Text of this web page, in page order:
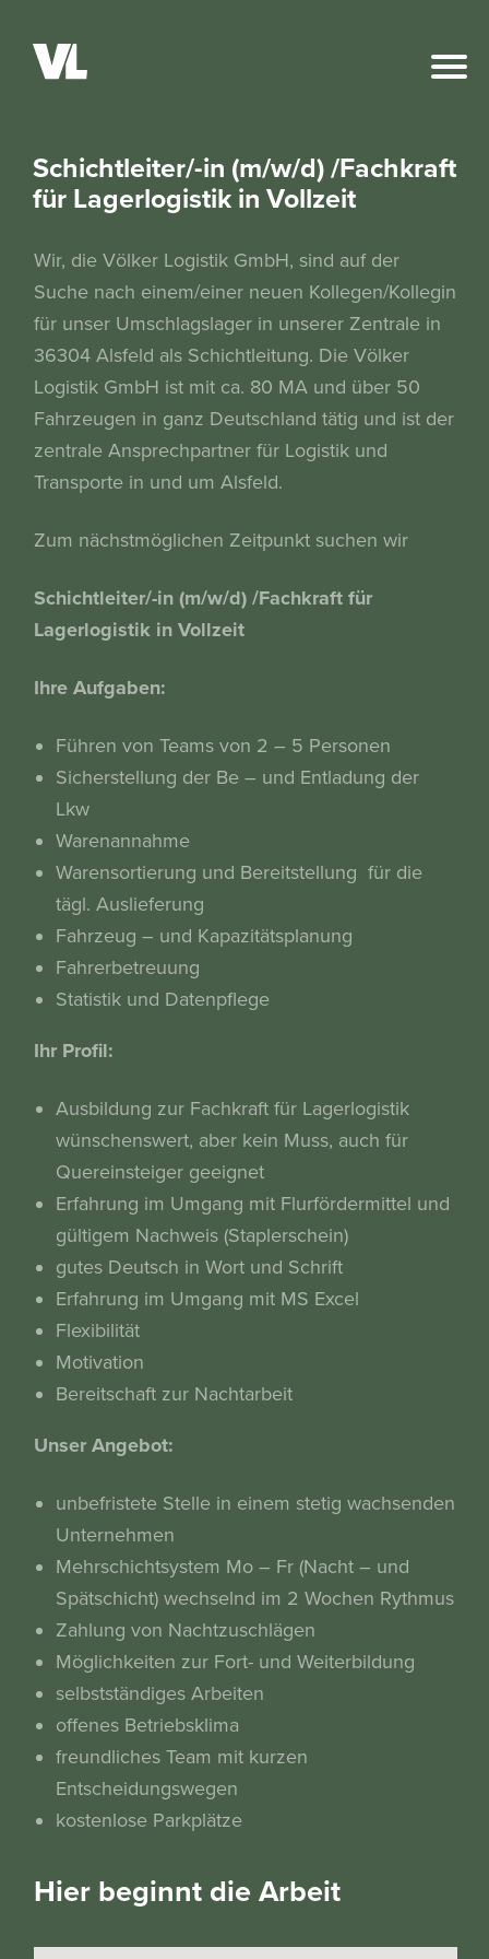
Schichtleiter/-in (m/w/d) /Fachkraft
für Lagerlogistik in Vollzeit
Wir, die Völker Logistik GmbH, sind auf der
Suche nach einem/einer neuen Kollegen/Kollegin
für unser Umschlagslager in unserer Zentrale in
36304 Alsfeld als Schichtleitung. Die Völker
Logistik GmbH ist mit ca. 80 MA und über 50
Fahrzeugen in ganz Deutschland tätig und ist der
zentrale Ansprechpartner für Logistik und
Transporte in und um Alsfeld.
Zum nächstmöglichen Zeitpunkt suchen wir
Schichtleiter/-in (m/w/d) /Fachkraft für
Lagerlogistik in Vollzeit
Ihre Aufgaben:
Führen von Teams von 2 – 5 Personen
Sicherstellung der Be – und Entladung der
Lkw
Warenannahme
Warensortierung und Bereitstellung für die
tägl. Auslieferung
Fahrzeug – und Kapazitätsplanung
Fahrerbetreuung
Statistik und Datenpflege
Ihr Profil:
Ausbildung zur Fachkraft für Lagerlogistik
wünschenswert, aber kein Muss, auch für
Quereinsteiger geeignet
Erfahrung im Umgang mit Flurfördermittel und
gültigem Nachweis (Staplerschein)
gutes Deutsch in Wort und Schrift
Erfahrung im Umgang mit MS Excel
Flexibilität
Motivation
Bereitschaft zur Nachtarbeit
Unser Angebot:
unbefristete Stelle in einem stetig wachsenden
Unternehmen
Mehrschichtsystem Mo – Fr (Nacht – und
Spätschicht) wechselnd im 2 Wochen Rythmus
Zahlung von Nachtzuschlägen
Möglichkeiten zur Fort- und Weiterbildung
selbstständiges Arbeiten
offenes Betriebsklima
freundliches Team mit kurzen
Entscheidungswegen
kostenlose Parkplätze
Hier beginnt die Arbeit